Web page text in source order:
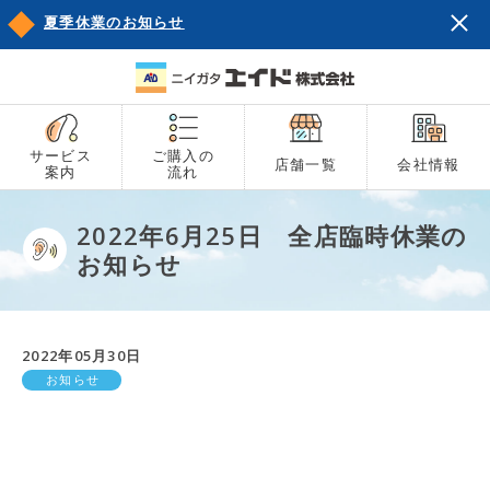
夏季休業のお知らせ
サービス
案内
ご購入の
流れ
店舗一覧 会社情報
2022年6月25日 全店臨時休業の
お知らせ
2022年05月30日
お知らせ